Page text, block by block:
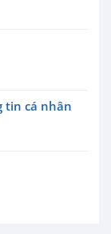
tin cá nhân